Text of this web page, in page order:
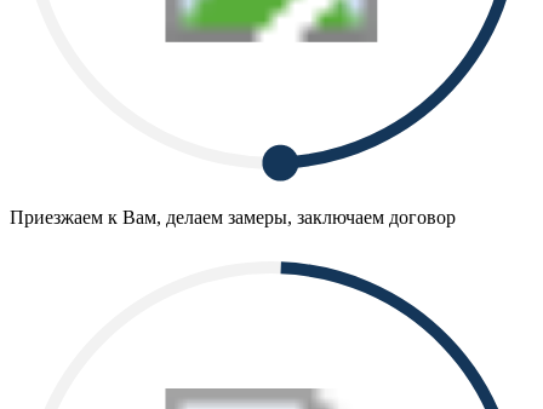
Приезжаем к Вам, делаем замеры, заключаем договор